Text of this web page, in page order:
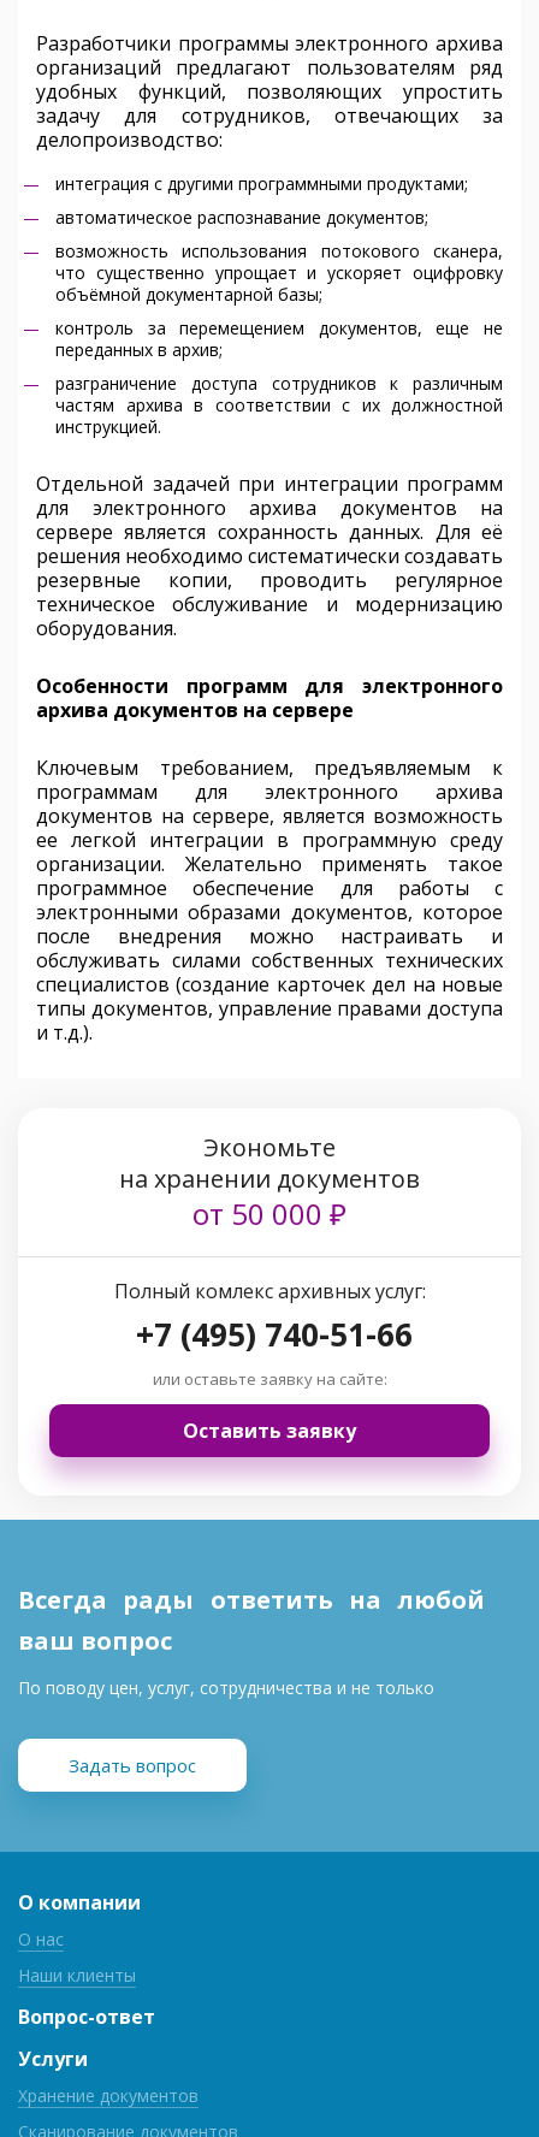
Разработчики программы электронного архива
организаций предлагают пользователям ряд
удобных функций, позволяющих упростить
задачу для сотрудников, отвечающих за
делопроизводство:
интеграция с другими программными продуктами;
автоматическое распознавание документов;
возможность использования потокового сканера,
что существенно упрощает и ускоряет оцифровку
объёмной документарной базы;
контроль за перемещением документов, еще не
переданных в архив;
разграничение доступа сотрудников к различным
частям архива в соответствии с их должностной
инструкцией.
Отдельной задачей при интеграции программ
для электронного архива документов на
сервере является сохранность данных. Для её
решения необходимо систематически создавать
резервные копии, проводить регулярное
техническое обслуживание и модернизацию
оборудования.
Особенности программ для электронного
архива документов на сервере
Ключевым требованием, предъявляемым к
программам для электронного архива
документов на сервере, является возможность
ее легкой интеграции в программную среду
организации. Желательно применять такое
программное обеспечение для работы с
электронными образами документов, которое
после внедрения можно настраивать и
обслуживать силами собственных технических
специалистов (создание карточек дел на новые
типы документов, управление правами доступа
и т.д.).
Экономьте
на хранении документов
от 50 000 ₽
Полный комлекс архивных услуг:
+7 (495) 740-51-66
или оставьте заявку на сайте:
Оставить заявку
Всегда рады ответить на любой
ваш вопрос
По поводу цен, услуг, сотрудничества и не только
Задать вопрос
О компании
О нас
Наши клиенты
Вопрос-ответ
Услуги
Хранение документов
Сканирование документов